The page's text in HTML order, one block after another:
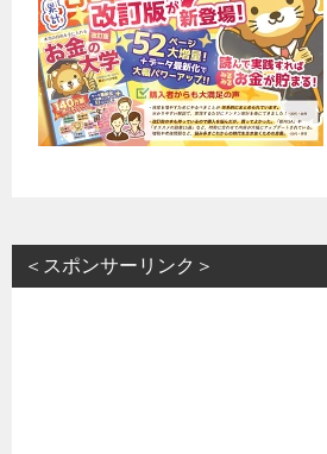
＜スポンサーリンク＞